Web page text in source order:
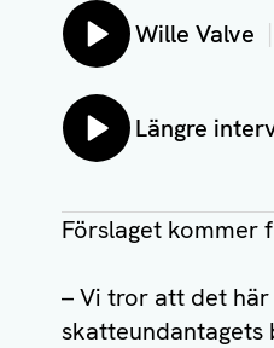
Lyssna på:
Wille Valve
Lyssna på:
Längre
Förslaget kommer
– Vi tror att det
skatteundantagets